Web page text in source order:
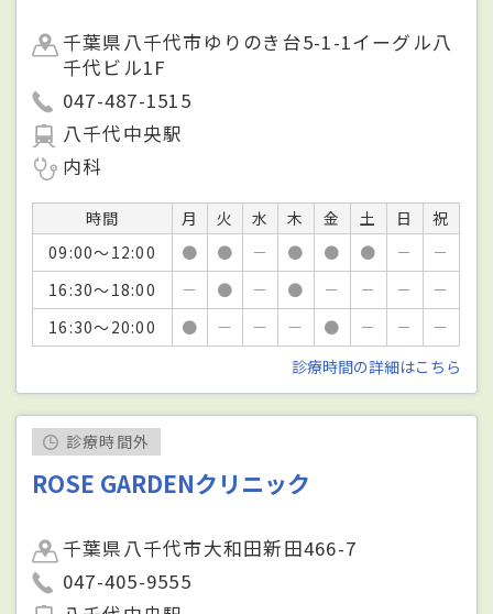
千葉県八千代市ゆりのき台5-1-1イーグル八
千代ビル1F
047-487-1515
八千代中央駅
内科
時間 月 火 水 木 金 土 日
祝
09:00～12:00
● ● － ● ● ● －
－
16:30～18:00
－ ● － ● － － －
－
16:30～20:00
● － － － ● － －
－
診療時間の詳細はこちら
診療時間外
ROSE GARDENクリニック
千葉県八千代市大和田新田466-7
047-405-9555